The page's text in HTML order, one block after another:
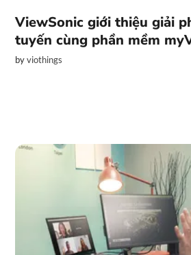
ViewSonic giới thiệu giải
tuyến cùng phần mềm
byviothings